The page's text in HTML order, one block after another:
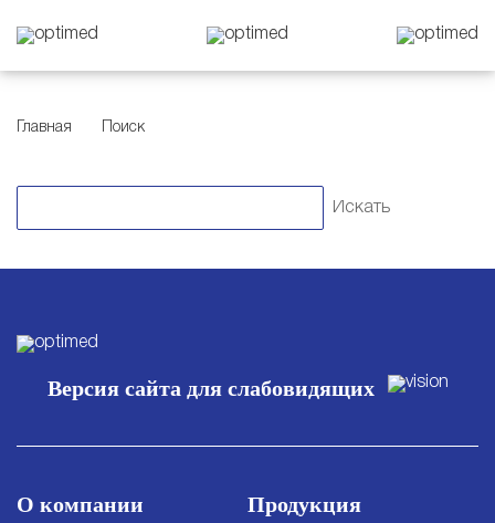
Главная Поиск
Версия сайта для слабовидящих
О компании Продукция